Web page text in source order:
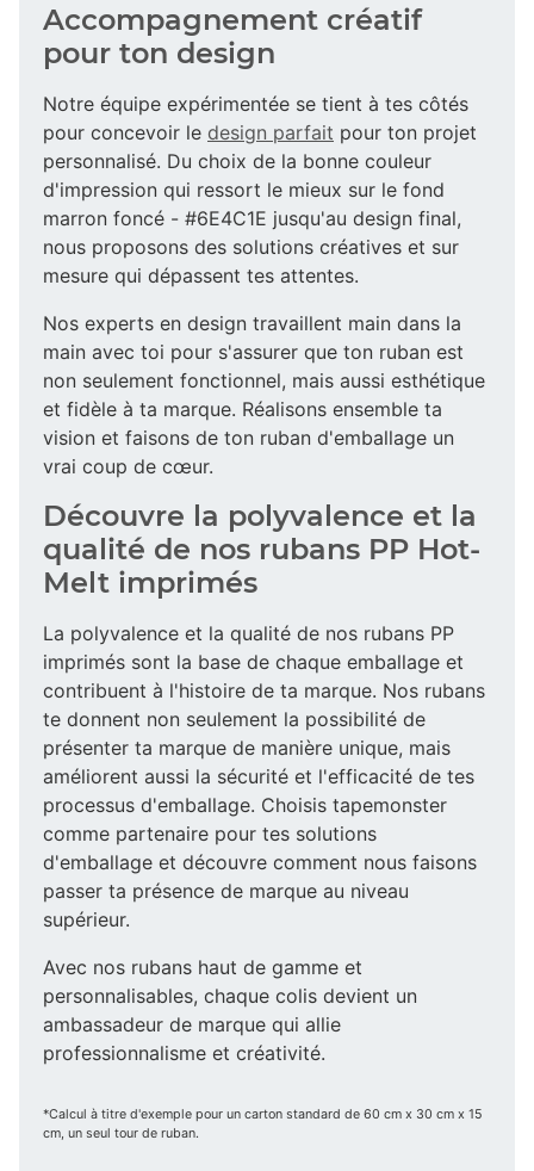
Accompagnement créatif
pour ton design
Notre équipe expérimentée se tient à tes côtés
pour concevoir le design parfait pour ton projet
personnalisé. Du choix de la bonne couleur
d'impression qui ressort le mieux sur le fond
marron foncé - #6E4C1E jusqu'au design final,
nous proposons des solutions créatives et sur
mesure qui dépassent tes attentes.
Nos experts en design travaillent main dans la
main avec toi pour s'assurer que ton ruban est
non seulement fonctionnel, mais aussi esthétique
et fidèle à ta marque. Réalisons ensemble ta
vision et faisons de ton ruban d'emballage un
vrai coup de cœur.
Découvre la polyvalence et la
qualité de nos rubans PP Hot-
Melt imprimés
La polyvalence et la qualité de nos rubans PP
imprimés sont la base de chaque emballage et
contribuent à l'histoire de ta marque. Nos rubans
te donnent non seulement la possibilité de
présenter ta marque de manière unique, mais
améliorent aussi la sécurité et l'efficacité de tes
processus d'emballage. Choisis tapemonster
comme partenaire pour tes solutions
d'emballage et découvre comment nous faisons
passer ta présence de marque au niveau
supérieur.
Avec nos rubans haut de gamme et
personnalisables, chaque colis devient un
ambassadeur de marque qui allie
professionnalisme et créativité.
*Calcul à titre d'exemple pour un carton standard de 60 cm x 30 cm x 15
cm, un seul tour de ruban.